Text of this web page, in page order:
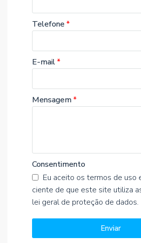
Telefone
E-mail
Mensagem
Consentimento
Eu aceito os termos de uso
ciente de que este site utiliza
lei geral de proteção de dados.
Enviar